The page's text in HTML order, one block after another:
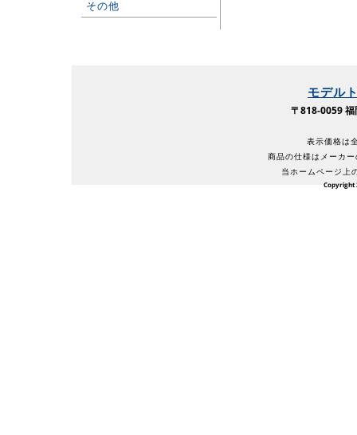
その他
モデル
〒818-0059
表示価格は
商品の仕様はメーカ
当ホームページ上
Copyright